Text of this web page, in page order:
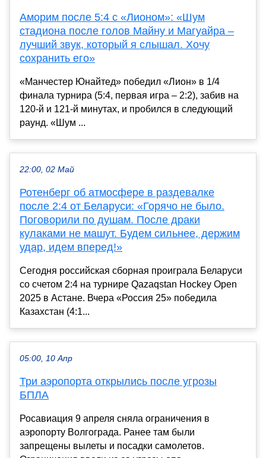
Аморим после 5:4 с «Лионом»: «Шум
стадиона после голов Майну и Магуайра –
лучший звук, который я слышал. Хочу
сохранить его»
«Манчестер Юнайтед» победил «Лион» в 1/4
финала турнира (5:4, первая игра – 2:2), забив на
120-й и 121-й минутах, и пробился в следующий
раунд. «Шум ...
22:00, 02 Май
Ротенберг об атмосфере в раздевалке
после 2:4 от Беларуси: «Горячо не было.
Поговорили по душам. После драки
кулаками не машут. Будем сильнее, держим
удар, идем вперед!»
Сегодня российская сборная проиграла Беларуси
со счетом 2:4 на турнире Qazaqstan Hockey Open
2025 в Астане. Вчера «Россия 25» победила
Казахстан (4:1...
05:00, 10 Апр
Три аэропорта открылись после угрозы
БПЛА
Росавиация 9 апреля сняла ограничения в
аэропорту Волгограда. Ранее там были
запрещены вылеты и посадки самолетов.